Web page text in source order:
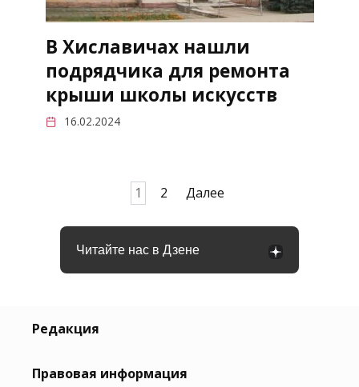
В Хиславичах нашли
подрядчика для ремонта
крыши школы искусств
16.02.2024
1 2 Далее
Читайте нас в Дзене
Редакция
Правовая информация